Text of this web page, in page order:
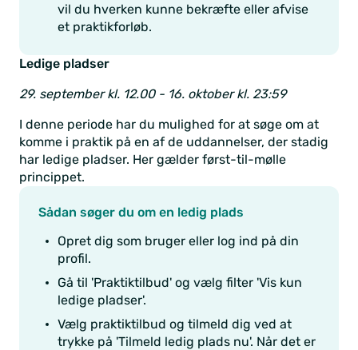
vil du hverken kunne bekræfte eller afvise
et praktikforløb.
Ledige pladser
29. september kl. 12.00 - 16. oktober kl. 23:59
I denne periode har du mulighed for at søge om at
komme i praktik på en af de uddannelser, der stadig
har ledige pladser. Her gælder først-til-mølle
princippet.
Sådan søger du om en ledig plads
Opret dig som bruger eller log ind på din
profil.
Gå til 'Praktiktilbud' og vælg filter 'Vis kun
ledige pladser'.
Vælg praktiktilbud og tilmeld dig ved at
trykke på 'Tilmeld ledig plads nu'. Når det er